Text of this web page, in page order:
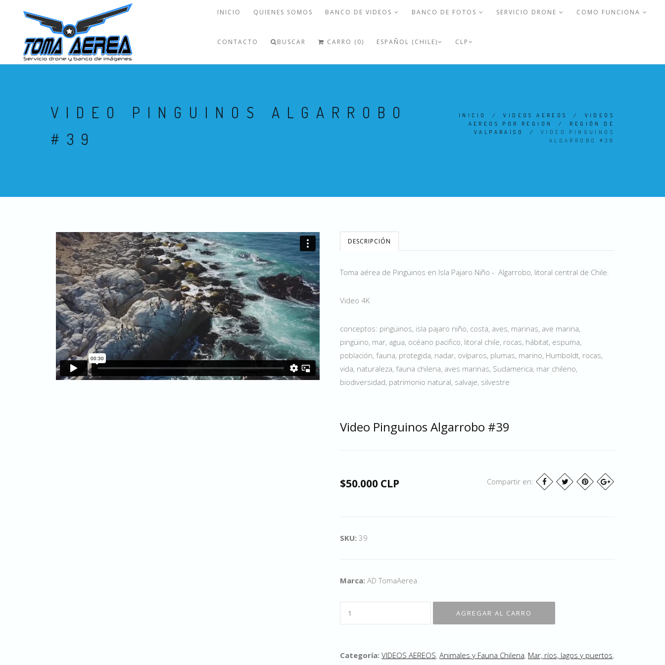
INICIO QUIENES SOMOS BANCO DE VIDEOS BANCO DE FOTOS SERVICIO DRONE COMO FUNCIONA
CONTACTO BUSCAR CARRO (0) ESPAÑOL (CHILE) CLP
VIDEO PINGUINOS ALGARROBO
#39
INICIO /VIDEOS AEREOS / VIDEOS
AEREOS POR REGION
/ REGIÓN DE
VALPARAÍSO
/ VIDEO PINGUINOS
ALGARROBO #39
DESCRIPCIÓN
Toma aérea de Pingüinos en Isla Pajaro Niño - Algarrobo, litoral central de Chile.
Video 4K
conceptos: pingüinos, isla pajaro niño, costa, aves, marinas, ave marina,
pingüino, mar, agua, océano pacifico, litoral chile, rocas, hábitat, espuma,
población, fauna, protegida, nadar, ovíparos, plumas, marino, Humboldt, rocas,
vida, naturaleza, fauna chilena, aves marinas, Sudamerica, mar chileno,
biodiversidad, patrimonio natural, salvaje, silvestre
Video Pinguinos Algarrobo #39
$50.000 CLP Compartir en:
SKU: 39
Marca: AD TomaAerea
Categoría: VIDEOS AEREOS, Animales y Fauna Chilena, Mar, ríos, lagos y puertos,